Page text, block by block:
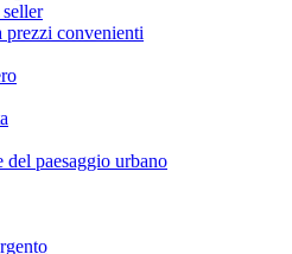
prezzi convenienti
del paesaggio urbano